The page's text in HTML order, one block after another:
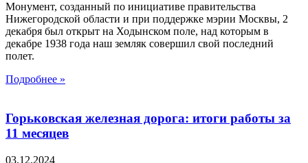
Монумент, созданный по инициативе правительства
Нижегородской области и при поддержке мэрии Москвы, 2
декабря был открыт на Ходынском поле, над которым в
декабре 1938 года наш земляк совершил свой последний
полет.
Подробнее »
Горьковская железная дорога: итоги работы за
11 месяцев
03.12.2024